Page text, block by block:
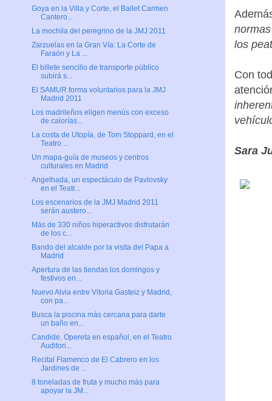
los
Con
Sara
Goya en la Villa y Corte, el Ballet Carmen
Cantero...
La mochila del peregrino de la JMJ 2011
Zarzuelas en la Gran Vía: La Corte de
Faraón y La ...
El billete sencillo de transporte público
subirá s...
El SAMUR forma voluntarios para la JMJ
Madrid 2011
Los madrileños eligen menús con exceso
de calorías...
La costa de Utopía, de Tom Stoppard, en el
Teatro ...
Un mapa-guía de museos y centros
culturales en Madrid
Angelhada, un espectáculo de Pavlovsky
en el Teatr...
Los escenarios de la JMJ Madrid 2011
serán austero...
Más de 330 niños hiperactivos disfrutarán
de los c...
Bando del alcalde por la visita del Papa a
Madrid
Apertura de las tiendas los domingos y
festivos en...
Nuevo Alvia entre Vitoria Gasteiz y Madrid,
con pa...
Busca la piscina más cercana para darte
un baño en...
Candide. Opereta en español, en el Teatro
Auditori...
Recital Flamenco de El Cabrero en los
Jardines de ...
8 toneladas de fruta y mucho más para
apoyar la JM...